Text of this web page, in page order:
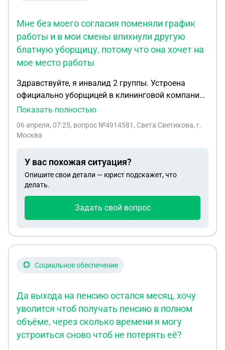
Мне без моего согласия поменяли график
работы и в мои смены впихнули другую
блатную уборщицу, потому что она хочет на
мое место работы
Здравствуйте, я инвалид 2 группы. Устроена
официально уборщицей в клининговой компании
штатным сотрудником, с графиком 2/2. Мне без
смены впихнули другую блатную уборщицу,
инвалидности не сообщала руководству потому
что это мое право, а не обязанность. Я пришла в
свои смены на свою работу как обычно
расписалась в журнале явки на работу, прошла
через охрану под камерами видеонаблюдения,
переоделась в форму. Пришла администратор и
сегодня, а смены мои официальные по графику,
это сделали. Я от своих смен не отказывалась , я
вышла на работу, а меня не допустил к работе
администратор. Они не имеют право менять мне
график работы в одностороннем порядке без
Показать полностью
06 апреля, 07:25, вопрос №4914581, Света Светикова, г.
Москва
У вас похожая ситуация?
Опишите свои детали — юрист подскажет, что
делать.
Задать свой вопрос
Социальное обеспечение
Да выхода на пенсию остался месяц, хочу
уволится чтоб получать пенсию в полном
объёме, через сколько времени я могу
устроиться сново чтоб не потерять её?